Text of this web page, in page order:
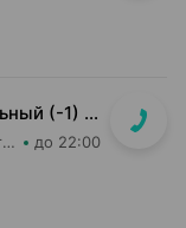
ул. П. Глебки, д. 5 (ТЦ СКАЛА, цокольный (-1) этаж)
Планета Здоровья Доктор Время ООО Аптека №50 до 22:00